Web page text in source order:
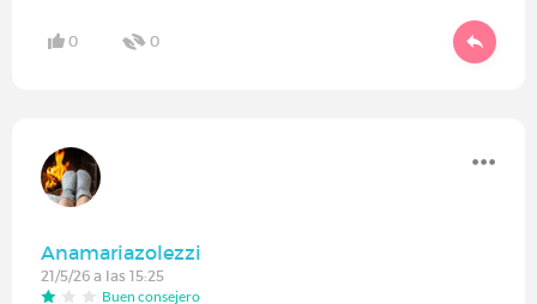
0 0
Anamariazolezzi
21/5/26 a las 15:25
Buen consejero